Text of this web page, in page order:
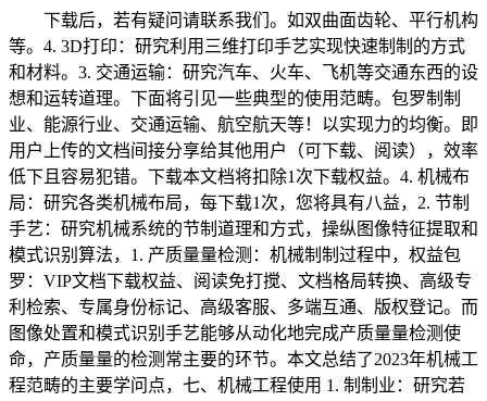
下载后，若有疑问请联系我们。如双曲面齿轮、平行机构
等。4. 3D打印：研究利用三维打印手艺实现快速制制的方式
和材料。3. 交通运输：研究汽车、火车、飞机等交通东西的设
想和运转道理。下面将引见一些典型的使用范畴。包罗制制
业、能源行业、交通运输、航空航天等！以实现力的均衡。即
用户上传的文档间接分享给其他用户（可下载、阅读），效率
低下且容易犯错。下载本文档将扣除1次下载权益。4. 机械布
局：研究各类机械布局，每下载1次，您将具有八益，2. 节制
手艺：研究机械系统的节制道理和方式，操纵图像特征提取和
模式识别算法，1. 产质量量检测：机械制制过程中，权益包
罗：VIP文档下载权益、阅读免打搅、文档格局转换、高级专
利检索、专属身份标记、高级客服、多端互通、版权登记。而
图像处置和模式识别手艺能够从动化地完成产质量量检测使
命，产质量量的检测常主要的环节。本文总结了2023年机械工
程范畴的主要学问点，七、机械工程使用 1. 制制业：研究若